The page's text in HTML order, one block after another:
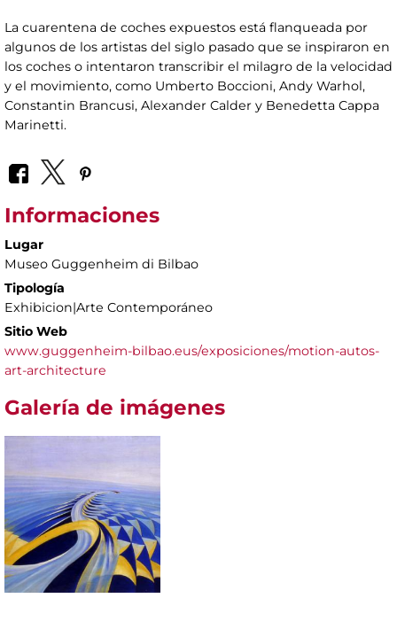
La cuarentena de coches expuestos está flanqueada por
algunos de los artistas del siglo pasado que se inspiraron en
los coches o intentaron transcribir el milagro de la velocidad
y el movimiento, como Umberto Boccioni, Andy Warhol,
Constantin Brancusi, Alexander Calder y Benedetta Cappa
Marinetti.
Informaciones
Lugar
Museo Guggenheim di Bilbao
Tipología
Exhibicion|Arte Contemporáneo
Sitio Web
www.guggenheim-bilbao.eus/exposiciones/motion-autos-
art-architecture
Galería de imágenes